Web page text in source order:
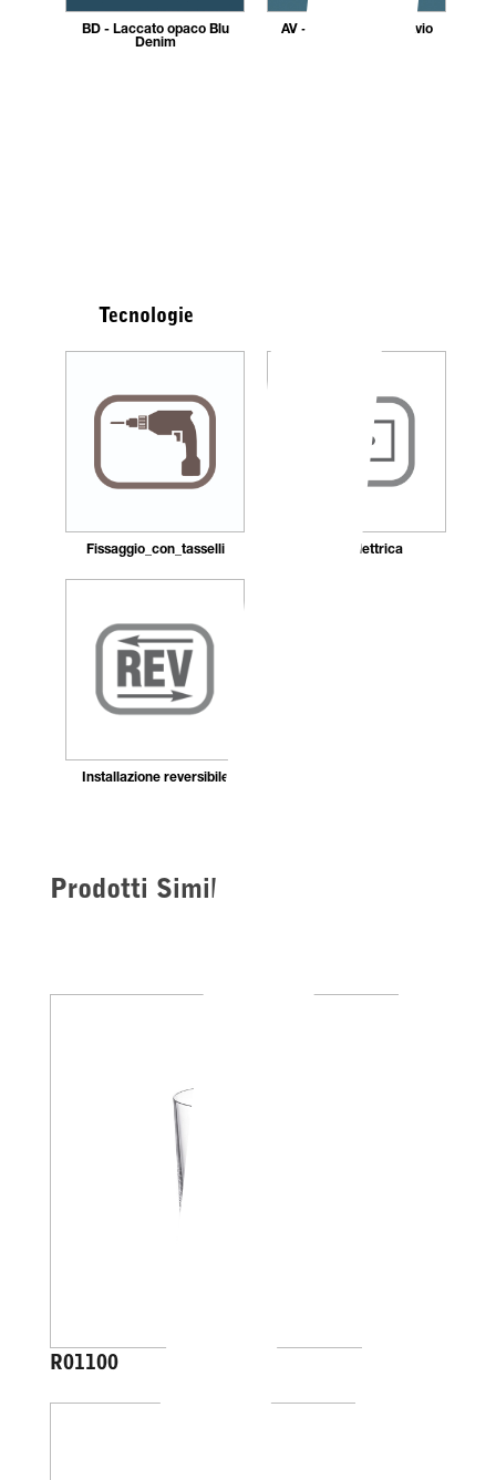
BD - Laccato opaco Blu
Denim
AV - Laccato opaco Avio
Tecnologie
Fissaggio_con_tasselli Presa elettrica
Installazione reversibile
Prodotti Simili
R01100